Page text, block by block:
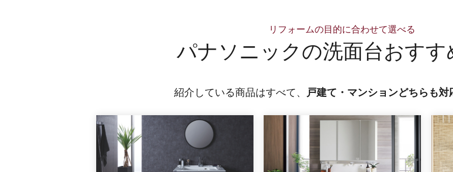
リフォームの目的に合わせて選べる
パナソニックの洗面台おすす
紹介している商品はすべて、 戸建て・マンションどちらも対